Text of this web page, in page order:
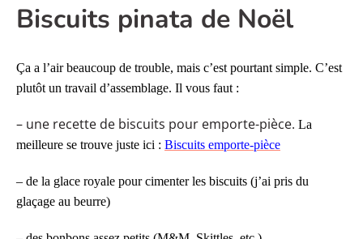
Biscuits pinata de Noël
Ça a l’air beaucoup de trouble, mais c’est pourtant simple. C’est
plutôt un travail d’assemblage. Il vous faut :
– une recette de biscuits pour emporte-pièce. La
meilleure se trouve juste ici : Biscuits emporte-pièce
– de la glace royale pour cimenter les biscuits (j’ai pris du
glaçage au beurre)